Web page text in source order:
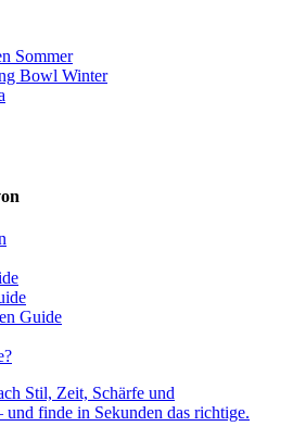
Sommer
Bowl Winter
Guide
Stil, Zeit, Schärfe und
finde in Sekunden das richtige.